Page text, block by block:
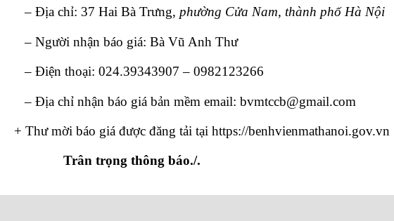
– Địa chỉ: 37 Hai Bà Trưng, phường Cửa Nam, thành phố Hà Nội
– Người nhận báo giá: Bà Vũ Anh Thư
– Điện thoại: 024.39343907 – 0982123266
– Địa chỉ nhận báo giá bản mềm email: bvmtccb@gmail.com
+ Thư mời báo giá được đăng tải tại https://benhvienmathanoi.gov.vn
Trân trọng thông báo./.